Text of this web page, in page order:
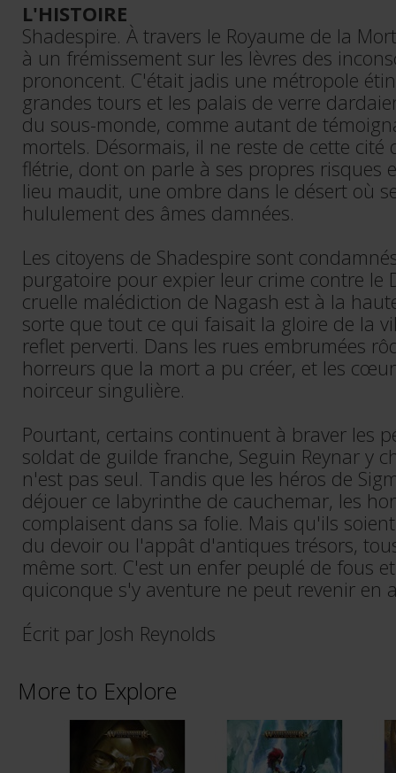
L'HISTOIRE
Shadespire. À travers le Royaume de la
à un frémissement sur les lèvres des
prononcent. C'était jadis une métropole
grandes tours et les palais de verre
du sous-monde, comme autant de
mortels. Désormais, il ne reste de cette cité
flétrie, dont on parle à ses propres risques
lieu maudit, une ombre dans le désert où
hululement des âmes damnées.
Les citoyens de Shadespire sont
purgatoire pour expier leur crime contre le
cruelle malédiction de Nagash est à la
sorte que tout ce qui faisait la gloire de la
reflet perverti. Dans les rues embrumées
horreurs que la mort a pu créer, et les
noirceur singulière.
Pourtant, certains continuent à braver les
soldat de guilde franche, Seguin Reynar y
n'est pas seul. Tandis que les héros de
déjouer ce labyrinthe de cauchemar, les
complaisent dans sa folie. Mais qu'ils
du devoir ou l'appât d'antiques trésors,
même sort. C'est un enfer peuplé de fous
quiconque s'y aventure ne peut revenir en
Écrit par Josh Reynolds
More to Explore